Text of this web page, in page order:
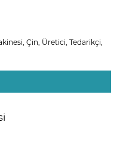
Çin, Üretici, Tedarikçi,